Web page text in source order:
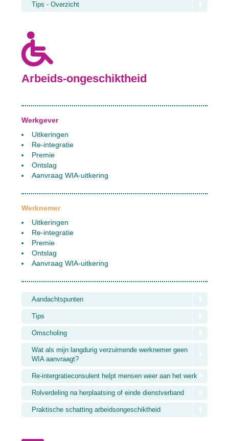
Tips - Overzicht
Arbeids-ongeschiktheid
Werkgever
Uitkeringen
Re-integratie
Premie
Ontslag
Aanvraag WIA-uitkering
Werknemer
Uitkeringen
Re-integratie
Premie
Ontslag
Aanvraag WIA-uitkering
Aandachtspunten
Tips
Omscholing
Wat als mijn langdurig verzuimende werknemer geen
WIA aanvraagt?
Re-intergratieconsulent helpt mensen weer aan het werk
Rolverdeling na herplaatsing of einde dienstverband
Praktische schatting arbeidsongeschiktheid